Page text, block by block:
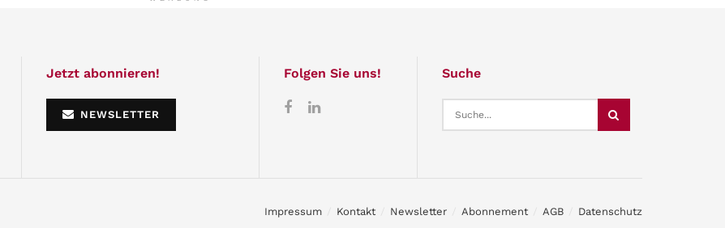
Jetzt abonnieren!
NEWSLETTER
Folgen Sie uns! Suche
Impressum Kontakt Newsletter Abonnement AGB Datenschutz